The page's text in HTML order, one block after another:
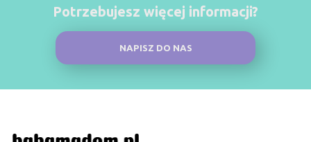
Potrzebujesz więcej informacji?
NAPISZ DO NAS